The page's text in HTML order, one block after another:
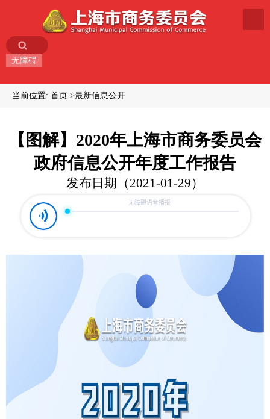
无障碍
当前位置: 首页 最新信息公开
【图解】2020年上海市商务委员会
政府信息公开年度工作报告
发布日期（2021-01-29）